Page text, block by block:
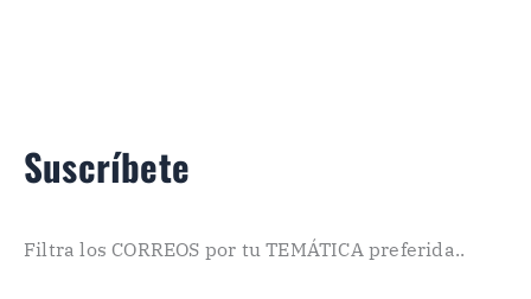
Suscríbete
Filtra los CORREOS por tu TEMÁTICA preferida..